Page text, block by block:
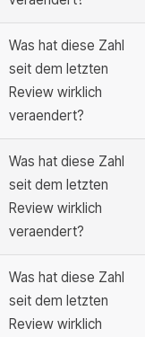
Was hat diese Zahl
seit dem letzten
Review wirklich
veraendert?
Was hat diese Zahl
seit dem letzten
Review wirklich
veraendert?
Was hat diese Zahl
seit dem letzten
Review wirklich